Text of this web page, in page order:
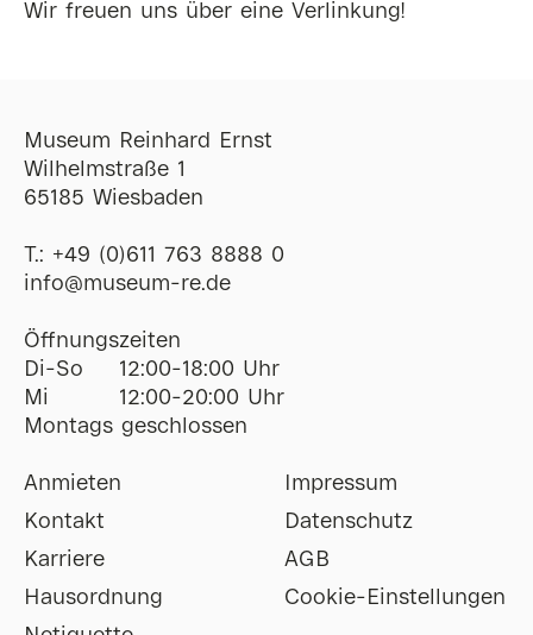
Wir freuen uns über eine Verlinkung!
Museum Reinhard Ernst
Wilhelmstraße 1
65185 Wiesbaden
T.: +49 (0)611 763 8888 0
ofni@museum-re de
Öffnungszeiten
Di-So
12:00-18:00 Uhr
Mi
12:00-20:00 Uhr
Montags geschlossen
Anmieten
Kontakt
Karriere
Hausordnung
Impressum
Datenschutz
AGB
Cookie-Einstellungen